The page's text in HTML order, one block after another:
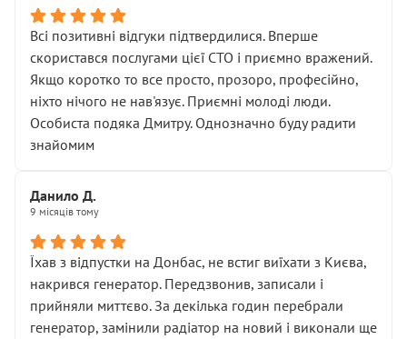
Всі позитивні відгуки підтвердилися. Вперше
скористався послугами цієї СТО і приємно вражений.
Якщо коротко то все просто, прозоро, професійно,
ніхто нічого не нав'язує. Приємні молоді люди.
Особиста подяка Дмитру. Однозначно буду радити
знайомим
Данило Д.
9 місяців тому
Їхав з відпустки на Донбас, не встиг виїхати з Києва,
накрився генератор. Передзвонив, записали і
прийняли миттєво. За декілька годин перебрали
генератор, замінили радіатор на новий і виконали ще